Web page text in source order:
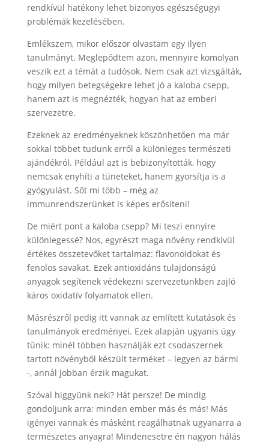
rendkívül hatékony lehet bizonyos egészségügyi
problémák kezelésében.
Emlékszem, mikor először olvastam egy ilyen
tanulmányt. Meglepődtem azon, mennyire komolyan
veszik ezt a témát a tudósok. Nem csak azt vizsgálták,
hogy milyen betegségekre lehet jó a kaloba csepp,
hanem azt is megnézték, hogyan hat az emberi
szervezetre.
Ezeknek az eredményeknek köszönhetően ma már
sokkal többet tudunk erről a különleges természeti
ajándékról. Például azt is bebizonyították, hogy
nemcsak enyhíti a tüneteket, hanem gyorsítja is a
gyógyulást. Sőt mi több – még az
immunrendszerünket is képes erősíteni!
De miért pont a kaloba csepp? Mi teszi ennyire
különlegessé? Nos, egyrészt maga növény rendkívül
értékes összetevőket tartalmaz: flavonoidokat és
fenolos savakat. Ezek antioxidáns tulajdonságú
anyagok segítenek védekezni szervezetünkben zajló
káros oxidatív folyamatok ellen.
Másrészről pedig itt vannak az említett kutatások és
tanulmányok eredményei. Ezek alapján ugyanis úgy
tűnik: minél többen használják ezt csodaszernek
tartott növényből készült terméket – legyen az bármi
-, annál jobban érzik magukat.
Szóval higgyünk neki? Hát persze! De mindig
gondoljunk arra: minden ember más és más! Más
igényei vannak és másként reagálhatnak ugyanarra a
természetes anyagra! Mindenesetre én nagyon hálás